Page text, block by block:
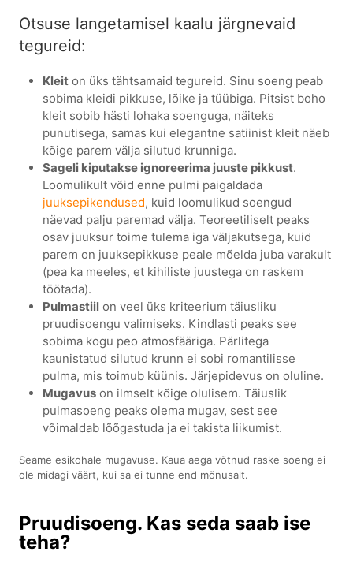
Otsuse langetamisel kaalu järgnevaid
tegureid:
Kleit on üks tähtsamaid tegureid. Sinu soeng peab
sobima kleidi pikkuse, lõike ja tüübiga. Pitsist boho
kleit sobib hästi lohaka soenguga, näiteks
punutisega, samas kui elegantne satiinist kleit näeb
kõige parem välja silutud krunniga.
Sageli kiputakse ignoreerima juuste pikkust.
Loomulikult võid enne pulmi paigaldada
juuksepikendused, kuid loomulikud soengud
näevad palju paremad välja. Teoreetiliselt peaks
osav juuksur toime tulema iga väljakutsega, kuid
parem on juuksepikkuse peale mõelda juba varakult
(pea ka meeles, et kihiliste juustega on raskem
töötada).
Pulmastiil on veel üks kriteerium täiusliku
pruudisoengu valimiseks. Kindlasti peaks see
sobima kogu peo atmosfääriga. Pärlitega
kaunistatud silutud krunn ei sobi romantilisse
pulma, mis toimub küünis. Järjepidevus on oluline.
Mugavus on ilmselt kõige olulisem. Täiuslik
pulmasoeng peaks olema mugav, sest see
võimaldab lõõgastuda ja ei takista liikumist.
Seame esikohale mugavuse. Kaua aega võtnud raske soeng ei
ole midagi väärt, kui sa ei tunne end mõnusalt.
Pruudisoeng. Kas seda saab ise
teha?